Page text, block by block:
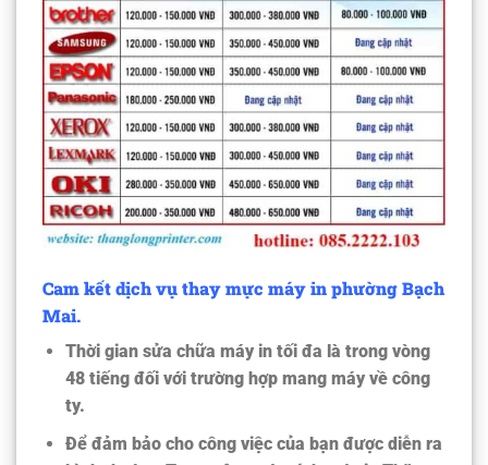
Cam kết dịch vụ thay mực máy in phường Bạch
Mai.
Thời gian sửa chữa máy in tối đa là trong vòng
48 tiếng đối với trường hợp mang máy về công
ty.
Để đảm bảo cho công việc của bạn được diễn ra